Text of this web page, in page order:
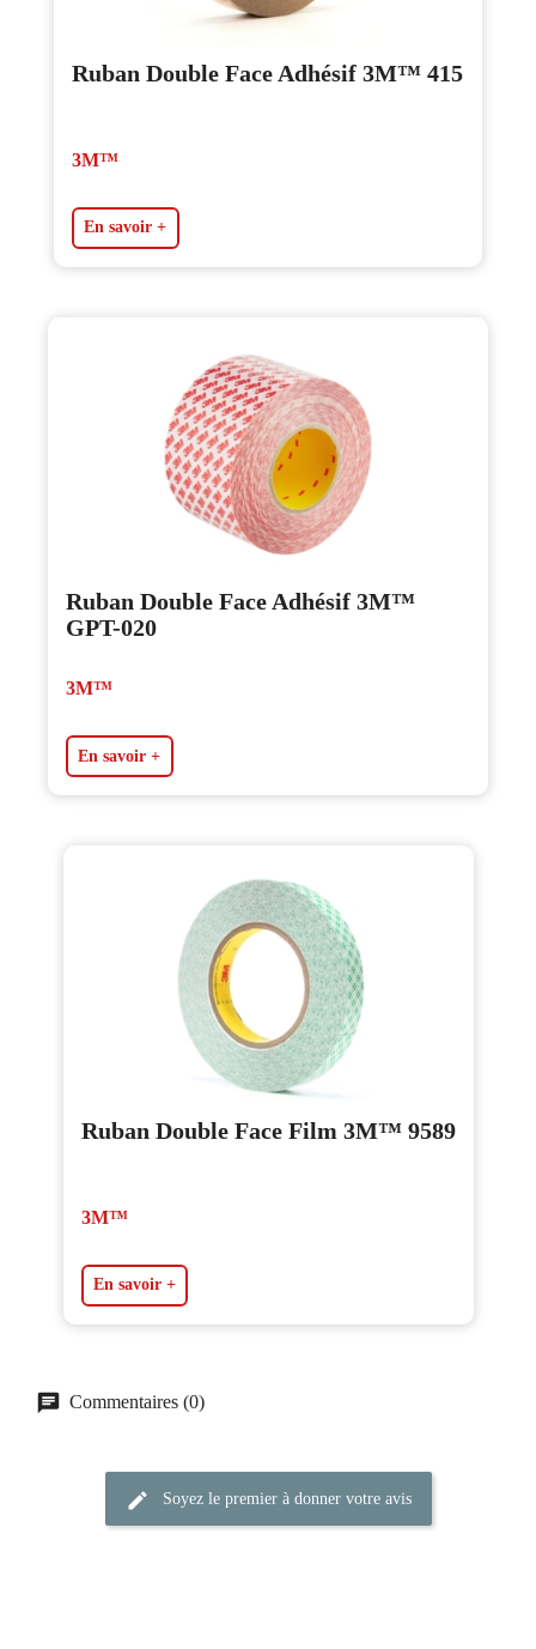
Ruban Double Face Adhésif 3M™ 415
3M™
En savoir +
Ruban Double Face Adhésif 3M™
GPT-020
3M™
En savoir +
Ruban Double Face Film 3M™ 9589
3M™
En savoir +
Commentaires (0)
Soyez le premier à donner votre avis